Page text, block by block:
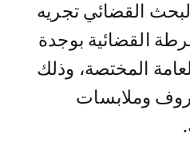
القضائي تجريه
القضائية بوجدة
المختصة، وذلك
وملابسات